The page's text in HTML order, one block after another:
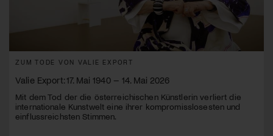
ZUM TODE VON VALIE EXPORT
Valie Export: 17. Mai 1940 – 14. Mai 2026
Mit dem Tod der die österreichischen Künstlerin verliert die
internationale Kunstwelt eine ihrer kompromisslosesten und
einflussreichsten Stimmen.